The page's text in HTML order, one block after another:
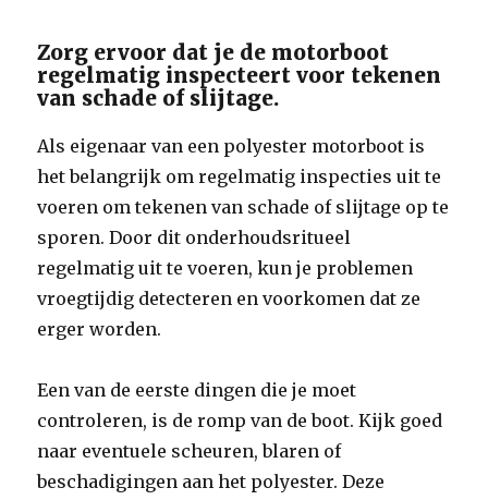
Zorg ervoor dat je de motorboot
regelmatig inspecteert voor tekenen
van schade of slijtage.
Als eigenaar van een polyester motorboot is
het belangrijk om regelmatig inspecties uit te
voeren om tekenen van schade of slijtage op te
sporen. Door dit onderhoudsritueel
regelmatig uit te voeren, kun je problemen
vroegtijdig detecteren en voorkomen dat ze
erger worden.
Een van de eerste dingen die je moet
controleren, is de romp van de boot. Kijk goed
naar eventuele scheuren, blaren of
beschadigingen aan het polyester. Deze